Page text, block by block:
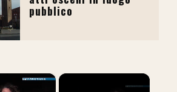
pubblico
×